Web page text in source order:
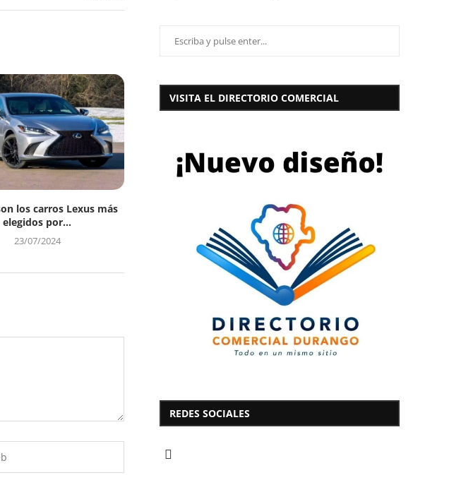
los carros Lexus más
elegidos por...
23/07/2024
VISITA EL DIRECTORIO COMERCIAL
REDES SOCIALES